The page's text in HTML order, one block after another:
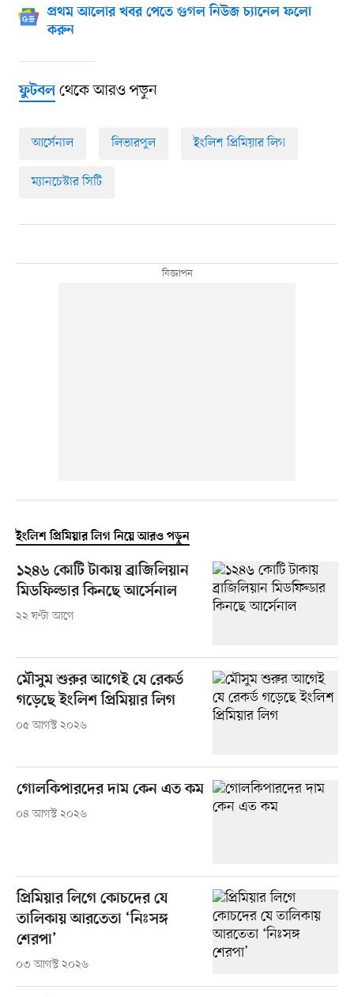
প্রথম আলোর খবর পেতে গুগল নিউজ চ্যানেল ফলো
করুন
ফুটবলথেকে আরও পড়ুন
আর্সেনাল লিভারপুল ইংলিশ প্রিমিয়ার লিগ
ম্যানচেস্টার সিটি
ইংলিশ প্রিমিয়ার লিগ নিয়ে আরও পড়ুন
১২৪৬ কোটি টাকায় ব্রাজিলিয়ান
মিডফিল্ডার কিনছে আর্সেনাল
২২ ঘণ্টা আগে
মৌসুম শুরুর আগেই যে রেকর্ড
গড়েছে ইংলিশ প্রিমিয়ার লিগ
০৫ আগস্ট ২০২৬
গোলকিপারদের দাম কেন এত কম
০৪ আগস্ট ২০২৬
প্রিমিয়ার লিগে কোচদের যে
তালিকায় আরতেতা ‘নিঃসঙ্গ
শেরপা’
০৩ আগস্ট ২০২৬